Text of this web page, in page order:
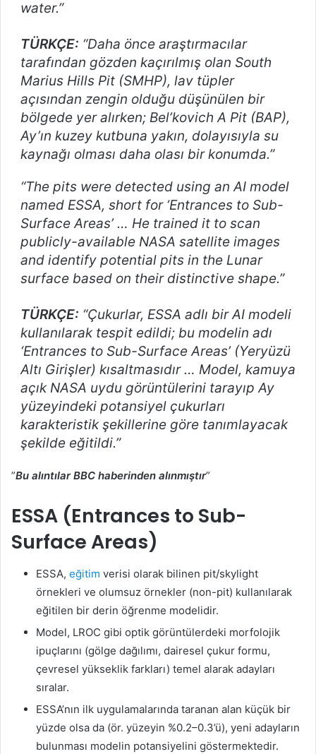
water.”
TÜRKÇE: “Daha önce araştırmacılar
tarafından gözden kaçırılmış olan South
Marius Hills Pit (SMHP), lav tüpler
açısından zengin olduğu düşünülen bir
bölgede yer alırken; Bel’kovich A Pit (BAP),
Ay’ın kuzey kutbuna yakın, dolayısıyla su
kaynağı olması daha olası bir konumda.”
“The pits were detected using an AI model
named ESSA, short for ‘Entrances to Sub-
Surface Areas’ … He trained it to scan
publicly-available NASA satellite images
and identify potential pits in the Lunar
surface based on their distinctive shape.”
TÜRKÇE: “Çukurlar, ESSA adlı bir AI modeli
kullanılarak tespit edildi; bu modelin adı
‘Entrances to Sub-Surface Areas’ (Yeryüzü
Altı Girişler) kısaltmasıdır … Model, kamuya
açık NASA uydu görüntülerini tarayıp Ay
yüzeyindeki potansiyel çukurları
karakteristik şekillerine göre tanımlayacak
şekilde eğitildi.”
”Bu alıntılar BBC haberinden alınmıştır”
ESSA (Entrances to Sub-
Surface Areas)
ESSA, eğitim verisi olarak bilinen pit/skylight
örnekleri ve olumsuz örnekler (non-pit) kullanılarak
eğitilen bir derin öğrenme modelidir.
Model, LROC gibi optik görüntülerdeki morfolojik
ipuçlarını (gölge dağılımı, dairesel çukur formu,
çevresel yükseklik farkları) temel alarak adayları
sıralar.
ESSA’nın ilk uygulamalarında taranan alan küçük bir
yüzde olsa da (ör. yüzeyin %0.2–0.3’ü), yeni adayların
bulunması modelin potansiyelini göstermektedir.